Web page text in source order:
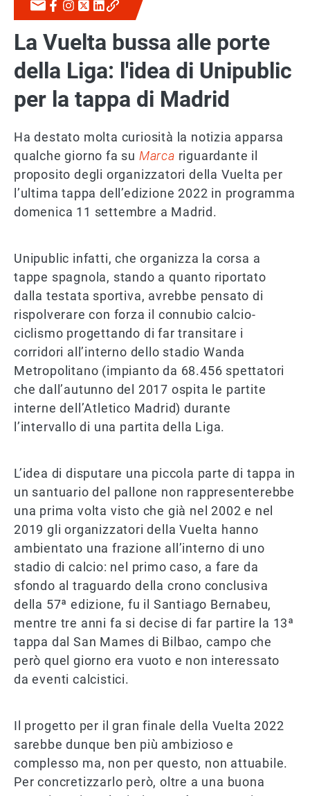
La Vuelta bussa alle porte
della Liga: l'idea di Unipublic
per la tappa di Madrid
Ha destato molta curiosità la notizia apparsa
qualche giorno fa su Marca riguardante il
proposito degli organizzatori della Vuelta per
l’ultima tappa dell’edizione 2022 in programma
domenica 11 settembre a Madrid.
Unipublic infatti, che organizza la corsa a
tappe spagnola, stando a quanto riportato
dalla testata sportiva, avrebbe pensato di
rispolverare con forza il connubio calcio-
ciclismo progettando di far transitare i
corridori all’interno dello stadio Wanda
Metropolitano (impianto da 68.456 spettatori
che dall’autunno del 2017 ospita le partite
interne dell’Atletico Madrid) durante
l’intervallo di una partita della Liga.
L’idea di disputare una piccola parte di tappa in
un santuario del pallone non rappresenterebbe
una prima volta visto che già nel 2002 e nel
2019 gli organizzatori della Vuelta hanno
ambientato una frazione all’interno di uno
stadio di calcio: nel primo caso, a fare da
sfondo al traguardo della crono conclusiva
della 57ª edizione, fu il Santiago Bernabeu,
mentre tre anni fa si decise di far partire la 13ª
tappa dal San Mames di Bilbao, campo che
però quel giorno era vuoto e non interessato
da eventi calcistici.
Il progetto per il gran finale della Vuelta 2022
sarebbe dunque ben più ambizioso e
complesso ma, non per questo, non attuabile.
Per concretizzarlo però, oltre a una buona